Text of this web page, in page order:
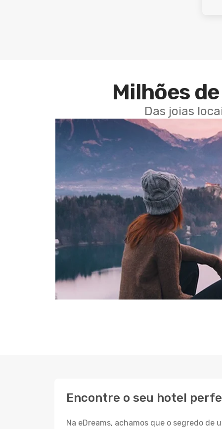
Milhões
Das joias
Encontre o seu hotel
Na eDreams, achamos que o segredo